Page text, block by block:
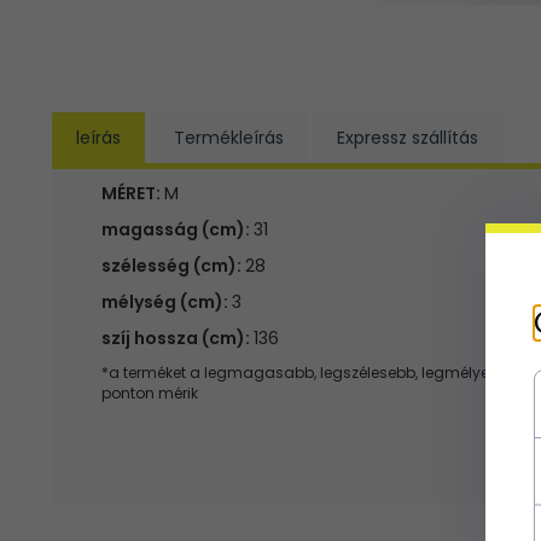
leírás Termékleírás Expressz szállítás
MÉRET: M
magasság (cm): 31
szélesség (cm): 28
mélység (cm): 3
szíj hossza (cm): 136
*a terméket a legmagasabb, legszélesebb, legmélyebb
ponton mérik